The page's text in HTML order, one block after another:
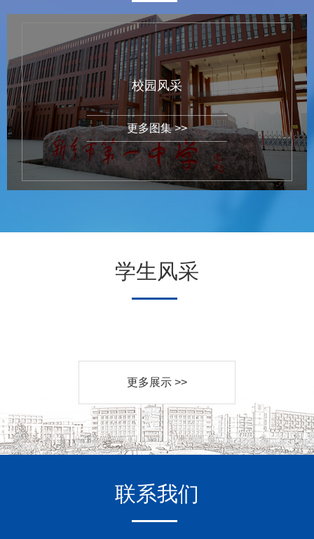
校园风采
更多图集 >>
学生风采
更多展示 >>
联系我们